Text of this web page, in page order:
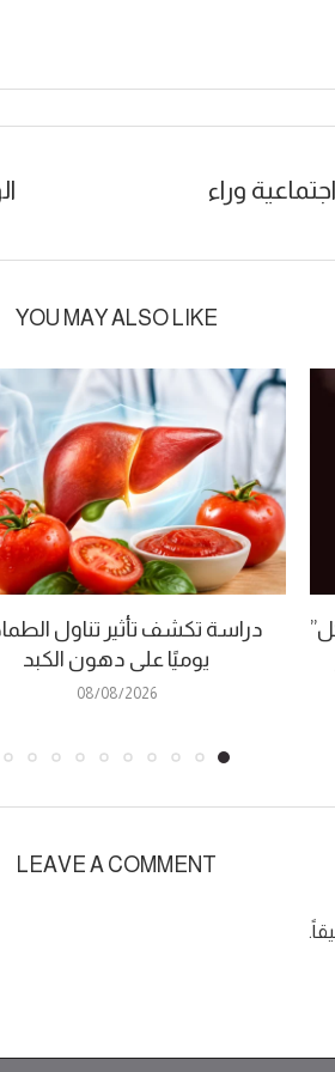
وراء
YOU MAY ALSO LIKE
دراسة تكشف تأثير تناول
يوميًا على دهون الكبد
08/08/2026
LEAVE A COMMENT